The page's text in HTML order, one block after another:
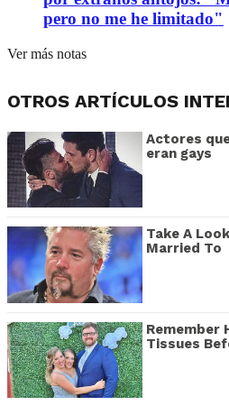
pero no me he limitado"
Ver más notas
OTROS ARTÍCULOS
Actores
eran gays
Take A
Married To
Remember
Tissues